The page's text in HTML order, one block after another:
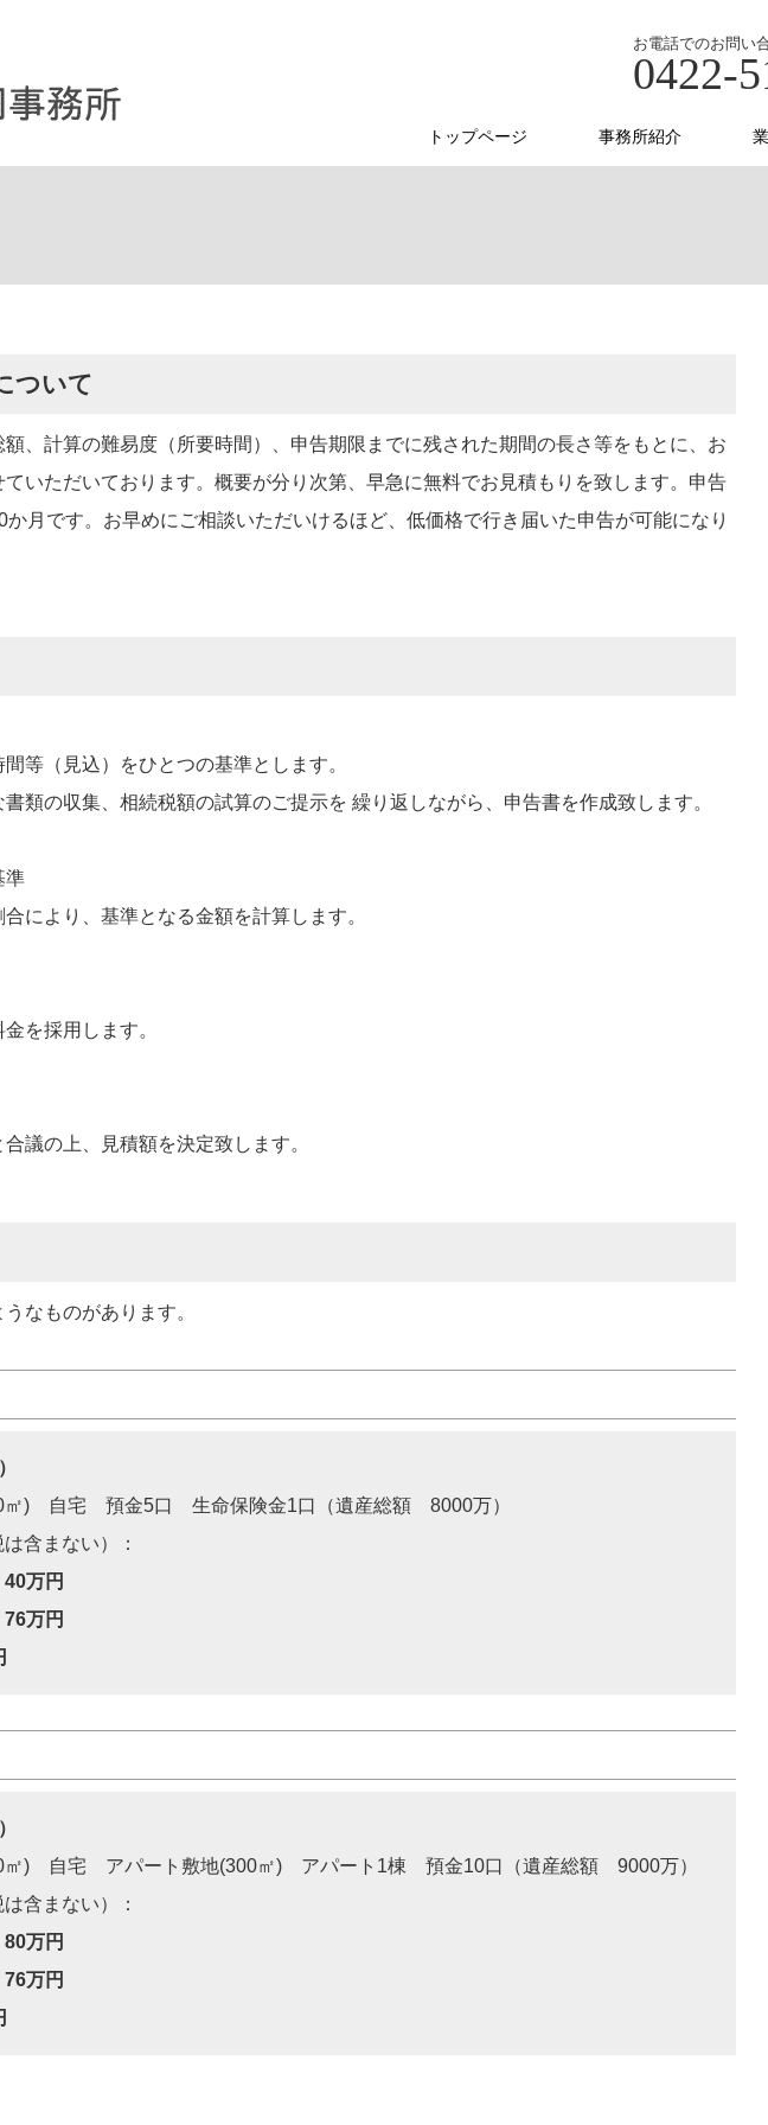
お電話でのお問い
0422-
トップページ 事務所紹介
ついて
、計算の難易度（所要時間）、申告期限までに残された期間の長さ等をもとに、お
いただいております。概要が分り次第、早急に無料でお見積もりを致します。申告
月です。お早めにご相談いただいけるほど、低価格で行き届いた申告が可能になり
等（見込）をひとつの基準とします。
類の収集、相続税額の試算のご提示を 繰り返しながら、申告書を作成致します。
準
により、基準となる金額を計算します。
を採用します。
議の上、見積額を決定致します。
なものがあります。
㎡) 自宅 預金5口 生命保険金1口（遺産総額 8000万）
含まない）：
40万円
76万円
㎡) 自宅 アパート敷地(300㎡) アパート1棟 預金10口（遺産総額 9000万）
含まない）：
80万円
76万円